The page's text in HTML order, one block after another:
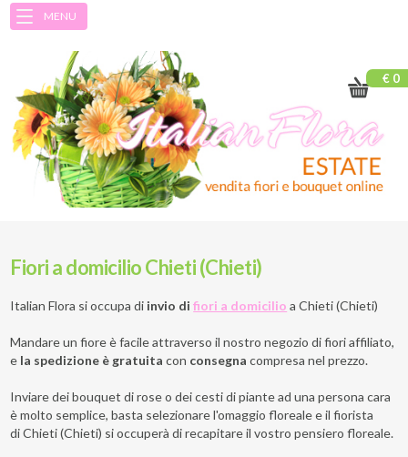
MENU
€ 0
Fiori a domicilio Chieti (Chieti)
Italian Flora si occupa di invio difiori a domicilio a Chieti (Chieti)
Mandare un fiore è facile attraverso il nostro negozio di fiori affiliato,
e la spedizione è gratuita con consegna compresa nel prezzo.
Inviare dei bouquet di rose o dei cesti di piante ad una persona cara
è molto semplice, basta selezionare l'omaggio floreale e il fiorista
di Chieti (Chieti) si occuperà di recapitare il vostro pensiero floreale.